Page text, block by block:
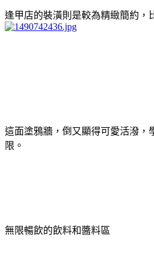
逢甲店的裝潢則是較為精緻簡約，
這面塗鴉牆，倒又顯得可愛活潑，
限。
無限暢飲的飲料和醬料區